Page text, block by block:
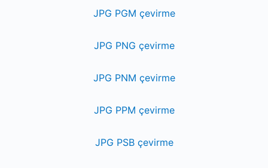
JPG PGM çevirme
JPG PNG çevirme
JPG PNM çevirme
JPG PPM çevirme
JPG PSB çevirme